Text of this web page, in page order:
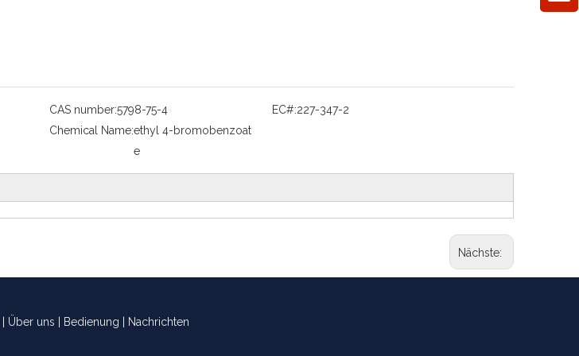
CAS number:5798-75-4 EC#:227-347-2
Chemical Name:ethyl 4-bromobenzoat
e
Nächste:
Über uns Bedienung Nachrichten